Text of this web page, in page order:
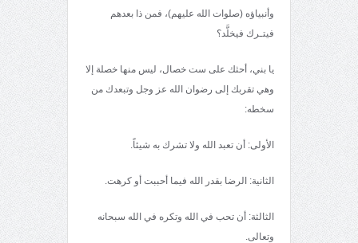
وأنبياؤه (صلوات الله عليهم)، فمن ذا بعدهم
فيتـرك فيخلَّد؟
يا بني، أحثك على ست خصال، ليس منها خصلة إلا
وهي تقربك إلى رضوان الله عز وجل وتبعدك من
سخطه:
الأولى: أن تعبد الله ولا تشرك به شيئاً.
الثانية: الرضا بقدر الله فيما أحببت أو كرهت.
الثالثة: أن تحب في الله وتكره في الله سبحانه
وتعالى.